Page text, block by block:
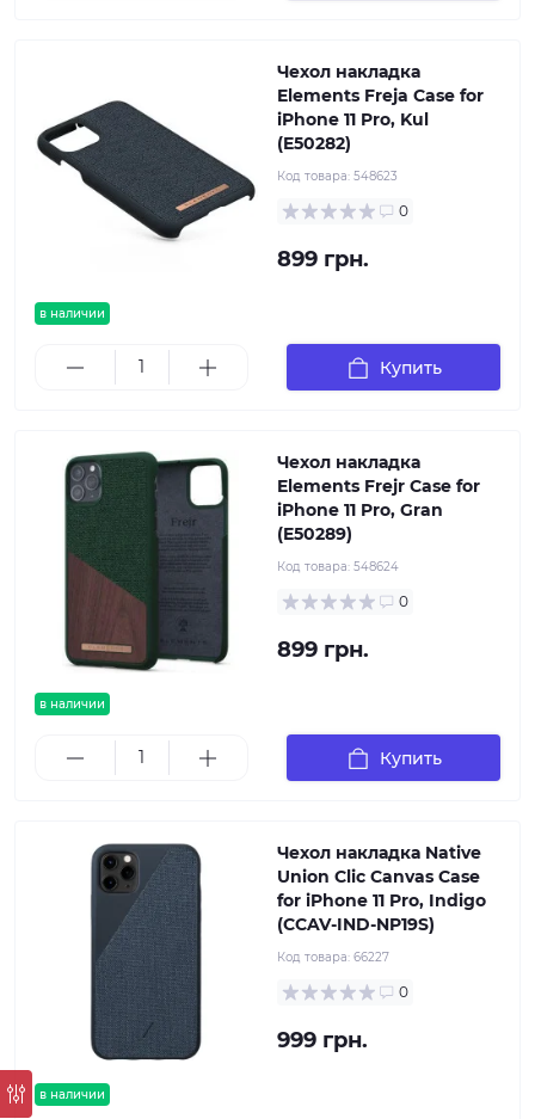
в наличии
Чехол накладка
Elements Freja Case for
iPhone 11 Pro, Kul
(E50282)
Код товара: 548623
0
899 грн.
Купить
в наличии
Чехол накладка
Elements Frejr Case for
iPhone 11 Pro, Gran
(E50289)
Код товара: 548624
0
899 грн.
Купить
в наличии
Чехол накладка Native
Union Clic Canvas Case
for iPhone 11 Pro, Indigo
(CCAV-IND-NP19S)
Код товара: 66227
0
999 грн.